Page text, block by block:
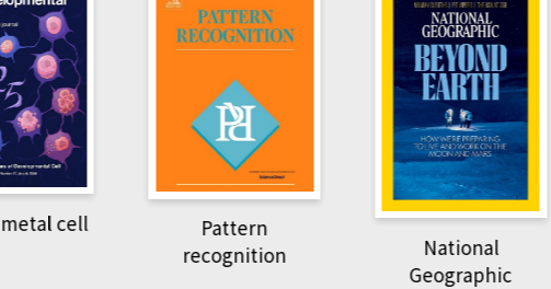
National
Geographic
Harvard Business
Review